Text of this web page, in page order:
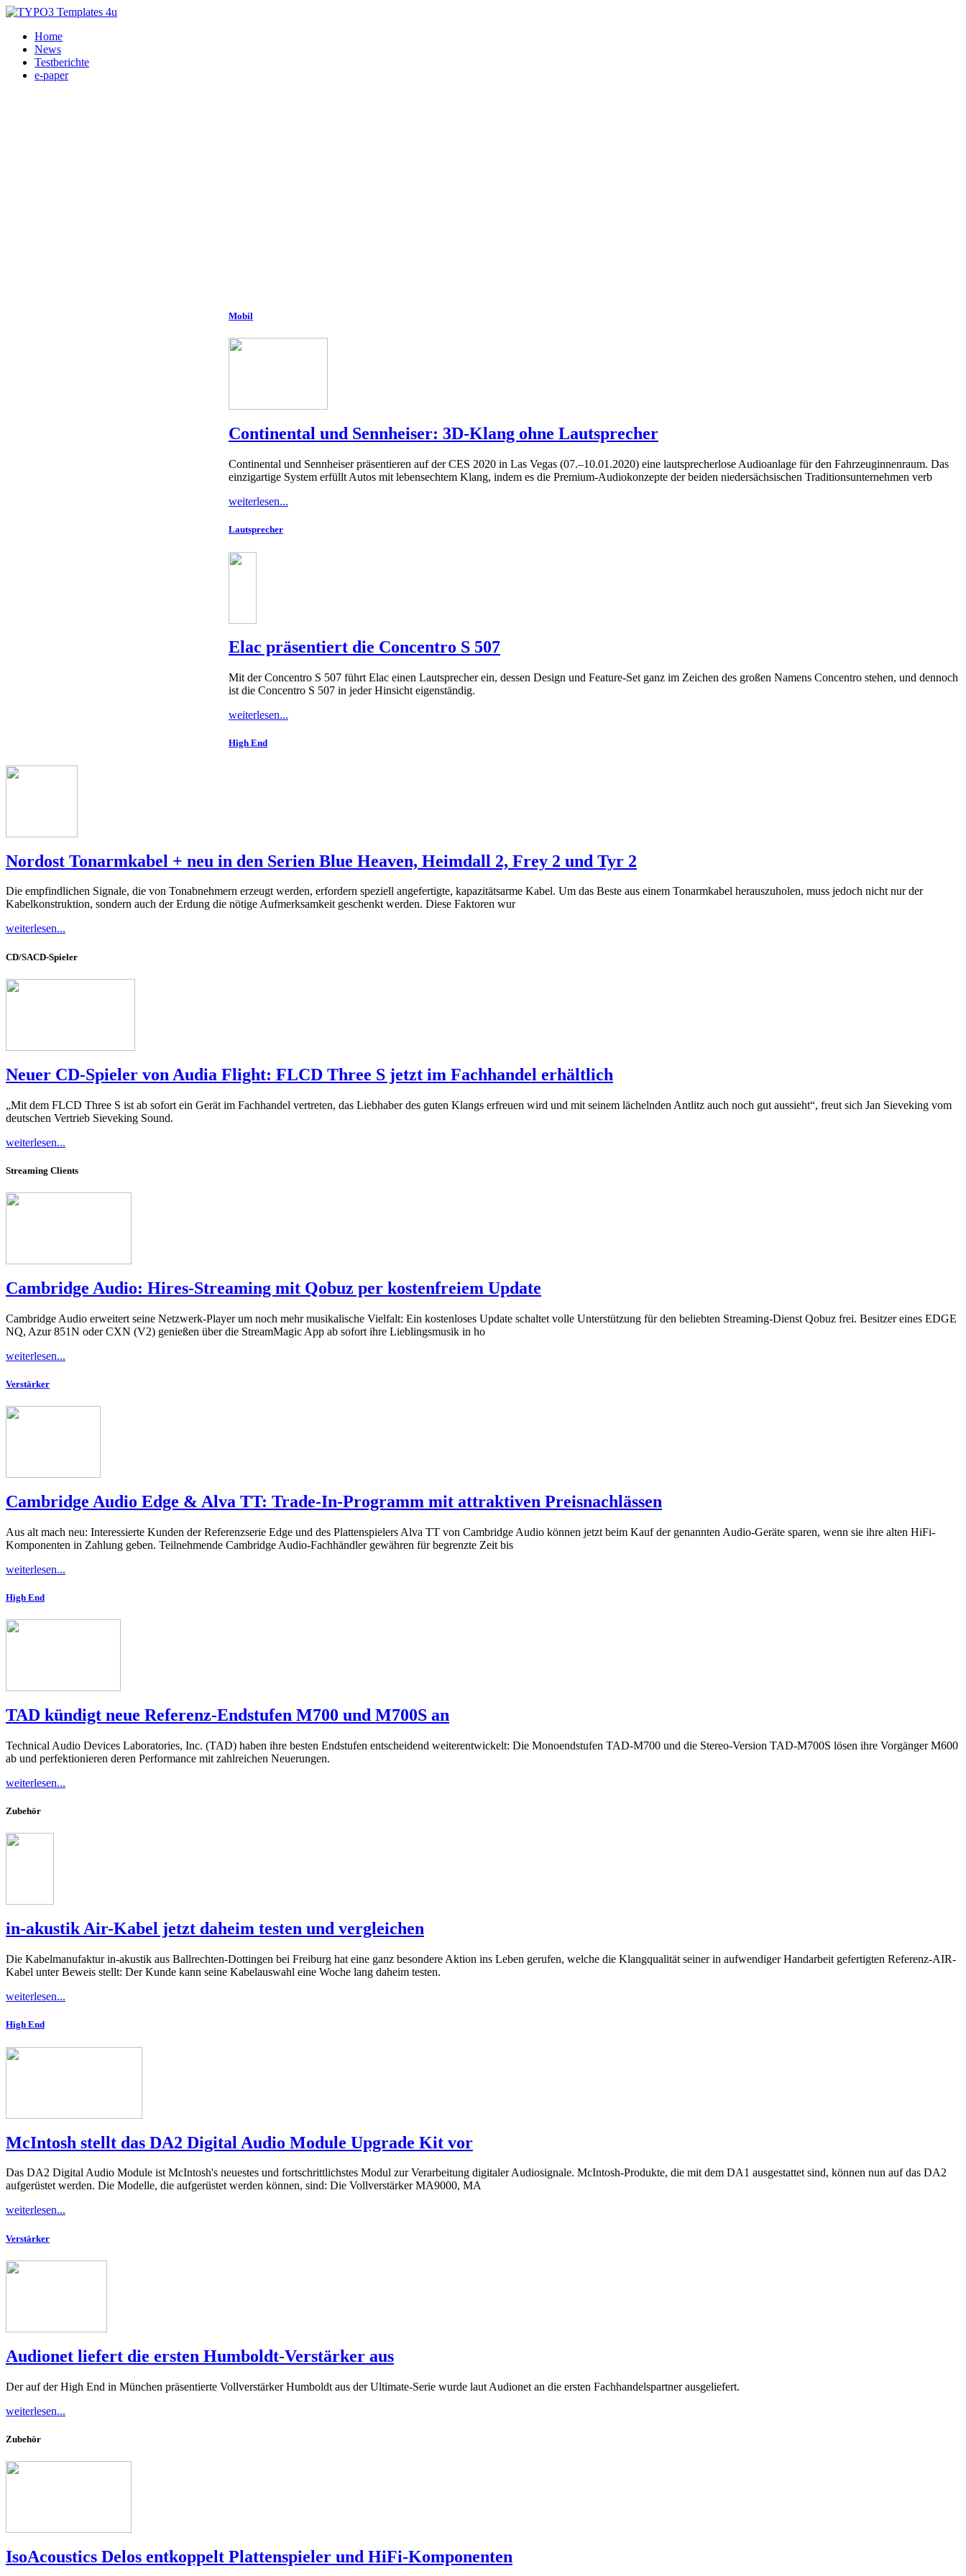
Home
News
Testberichte
e-paper
Mobil
Continental und Sennheiser: 3D-Klang ohne Lautsprecher
Continental und Sennheiser präsentieren auf der CES 2020 in Las Vegas (07.–10.01.2020) eine lautsprecherlose Audioanlage für den Fahrzeuginnenraum. Das
einzigartige System erfüllt Autos mit lebensechtem Klang, indem es die Premium-Audiokonzepte der beiden niedersächsischen Traditionsunternehmen verb
weiterlesen...
Lautsprecher
Elac präsentiert die Concentro S 507
Mit der Concentro S 507 führt Elac einen Lautsprecher ein, dessen Design und Feature-Set ganz im Zeichen des großen Namens Concentro stehen, und dennoch
ist die Concentro S 507 in jeder Hinsicht eigenständig.
weiterlesen...
High End
Nordost Tonarmkabel + neu in den Serien Blue Heaven, Heimdall 2, Frey 2 und Tyr 2
Die empfindlichen Signale, die von Tonabnehmern erzeugt werden, erfordern speziell angefertigte, kapazitätsarme Kabel. Um das Beste aus einem Tonarmkabel herauszuholen, muss jedoch nicht nur der
Kabelkonstruktion, sondern auch der Erdung die nötige Aufmerksamkeit geschenkt werden. Diese Faktoren wur
weiterlesen...
CD/SACD-Spieler
Neuer CD-Spieler von Audia Flight: FLCD Three S jetzt im Fachhandel erhältlich
„Mit dem FLCD Three S ist ab sofort ein Gerät im Fachhandel vertreten, das Liebhaber des guten Klangs erfreuen wird und mit seinem lächelnden Antlitz auch noch gut aussieht“, freut sich Jan Sieveking vom
deutschen Vertrieb Sieveking Sound.
weiterlesen...
Streaming Clients
Cambridge Audio: Hires-Streaming mit Qobuz per kostenfreiem Update
Cambridge Audio erweitert seine Netzwerk-Player um noch mehr musikalische Vielfalt: Ein kostenloses Update schaltet volle Unterstützung für den beliebten Streaming-Dienst Qobuz frei. Besitzer eines EDGE
NQ, Azur 851N oder CXN (V2) genießen über die StreamMagic App ab sofort ihre Lieblingsmusik in ho
weiterlesen...
Verstärker
Cambridge Audio Edge & Alva TT: Trade-In-Programm mit attraktiven Preisnachlässen
Aus alt mach neu: Interessierte Kunden der Referenzserie Edge und des Plattenspielers Alva TT von Cambridge Audio können jetzt beim Kauf der genannten Audio-Geräte sparen, wenn sie ihre alten HiFi-
Komponenten in Zahlung geben. Teilnehmende Cambridge Audio-Fachhändler gewähren für begrenzte Zeit bis
weiterlesen...
High End
TAD kündigt neue Referenz-Endstufen M700 und M700S an
Technical Audio Devices Laboratories, Inc. (TAD) haben ihre besten Endstufen entscheidend weiterentwickelt: Die Monoendstufen TAD-M700 und die Stereo-Version TAD-M700S lösen ihre Vorgänger M600
ab und perfektionieren deren Performance mit zahlreichen Neuerungen.
weiterlesen...
Zubehör
in-akustik Air-Kabel jetzt daheim testen und vergleichen
Die Kabelmanufaktur in-akustik aus Ballrechten-Dottingen bei Freiburg hat eine ganz besondere Aktion ins Leben gerufen, welche die Klangqualität seiner in aufwendiger Handarbeit gefertigten Referenz-AIR-
Kabel unter Beweis stellt: Der Kunde kann seine Kabelauswahl eine Woche lang daheim testen.
weiterlesen...
High End
McIntosh stellt das DA2 Digital Audio Module Upgrade Kit vor
Das DA2 Digital Audio Module ist McIntosh's neuestes und fortschrittlichstes Modul zur Verarbeitung digitaler Audiosignale. McIntosh-Produkte, die mit dem DA1 ausgestattet sind, können nun auf das DA2
aufgerüstet werden. Die Modelle, die aufgerüstet werden können, sind: Die Vollverstärker MA9000, MA
weiterlesen...
Verstärker
Audionet liefert die ersten Humboldt-Verstärker aus
Der auf der High End in München präsentierte Vollverstärker Humboldt aus der Ultimate-Serie wurde laut Audionet an die ersten Fachhandelspartner ausgeliefert.
weiterlesen...
Zubehör
IsoAcoustics Delos entkoppelt Plattenspieler und HiFi-Komponenten